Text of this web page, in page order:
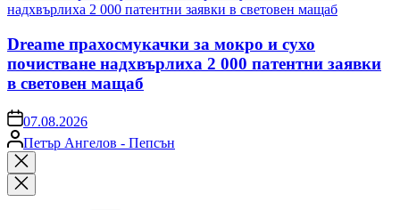
Dreame прахосмукачки за мокро и сухо
почистване надхвърлиха 2 000 патентни заявки
в световен мащаб
on07.08.2026
Posted
by
Петър Ангелов - Пепсън
Close
search